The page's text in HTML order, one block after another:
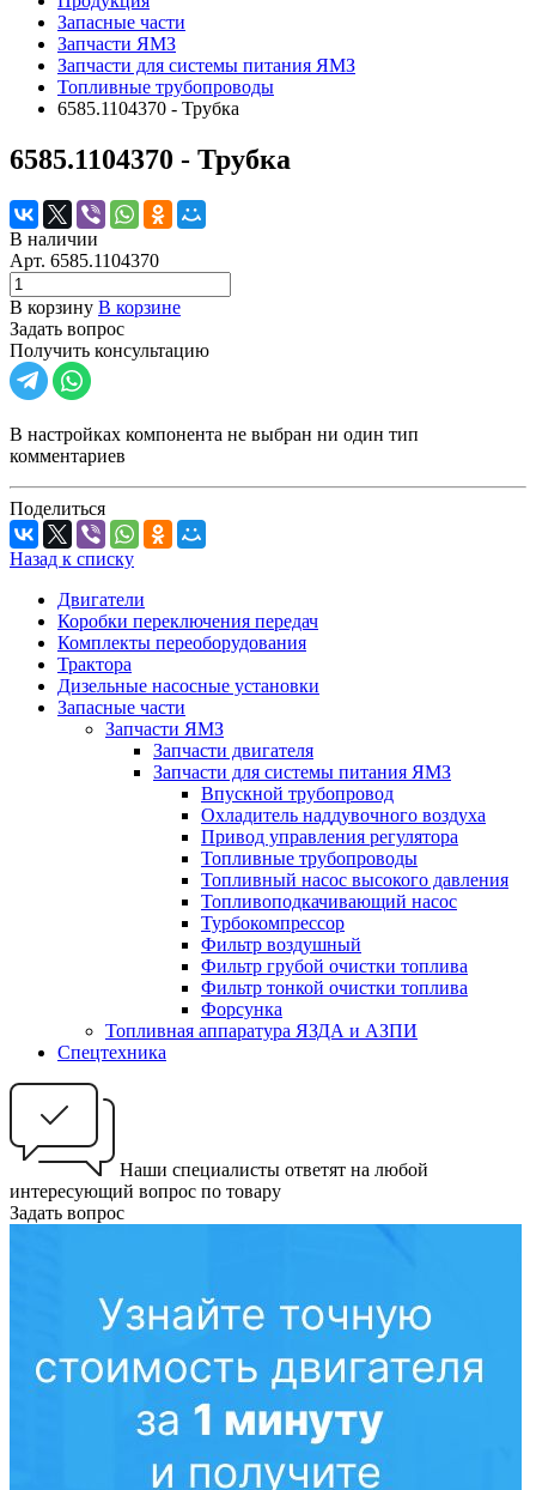
Запасные части
Запчасти ЯМЗ
Запчасти для системы питания ЯМЗ
Топливные трубопроводы
6585.1104370 - Трубка
6585.1104370 - Трубка
В наличии
Арт. 6585.1104370
В корзину В корзине
Задать вопрос
Получить консультацию
В настройках компонента не выбран ни один тип
комментариев
Поделиться
Назад к списку
Двигатели
Коробки переключения передач
Комплекты переоборудования
Трактора
Дизельные насосные установки
Запасные части
Запчасти ЯМЗ
Запчасти двигателя
Запчасти для системы питания ЯМЗ
Впускной трубопровод
Охладитель наддувочного воздуха
Привод управления регулятора
Топливные трубопроводы
Топливный насос высокого давления
Топливоподкачивающий насос
Турбокомпрессор
Фильтр воздушный
Фильтр грубой очистки топлива
Фильтр тонкой очистки топлива
Форсунка
Топливная аппаратура ЯЗДА и АЗПИ
Спецтехника
Наши специалисты ответят на любой
интересующий вопрос по товару
Задать вопрос